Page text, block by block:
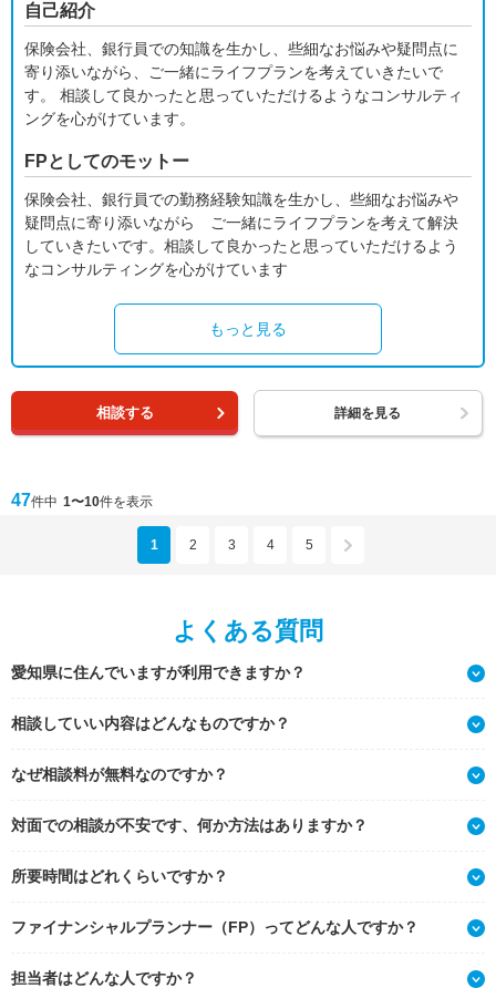
自己紹介
保険会社、銀行員での知識を生かし、些細なお悩みや疑問点に
寄り添いながら、ご一緒にライフプランを考えていきたいで
す。 相談して良かったと思っていただけるようなコンサルティ
ングを心がけています。
FPとしてのモットー
保険会社、銀行員での勤務経験知識を生かし、些細なお悩みや
疑問点に寄り添いながら ご一緒にライフプランを考えて解決
していきたいです。相談して良かったと思っていただけるよう
なコンサルティングを心がけています
もっと見る
相談する 詳細を見る
47件中 1〜10件を表示
1 2 3 4 5
よくある質問
愛知県に住んでいますが利用できますか？
相談していい内容はどんなものですか？
なぜ相談料が無料なのですか？
対面での相談が不安です、何か方法はありますか？
所要時間はどれくらいですか？
ファイナンシャルプランナー（FP）ってどんな人ですか？
担当者はどんな人ですか？